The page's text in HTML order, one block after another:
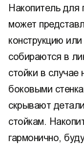
Накопитель для
может
конструкцию
собираются в
стойки в случае
боковыми
скрывают
стойкам.
гармонично,